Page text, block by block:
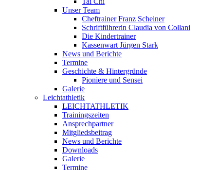
Unser Team
Cheftrainer Franz Scheiner
Schriftführerin Claudia von Collani
Die Kindertrainer
Kassenwart Jürgen Stark
News und Berichte
Termine
Geschichte & Hintergründe
Pioniere und Sensei
Galerie
Leichtathletik
LEICHTATHLETIK
Trainingszeiten
Ansprechpartner
Mitgliedsbeitrag
News und Berichte
Downloads
Galerie
Termine